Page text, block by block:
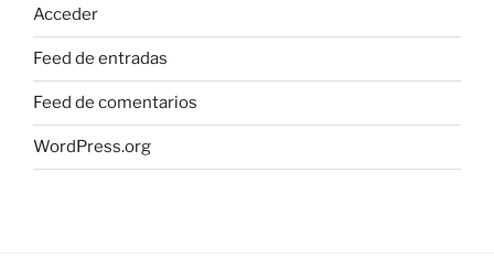
Acceder
Feed de entradas
Feed de comentarios
WordPress.org